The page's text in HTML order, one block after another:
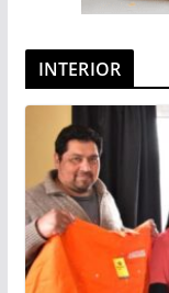
INTERIOR